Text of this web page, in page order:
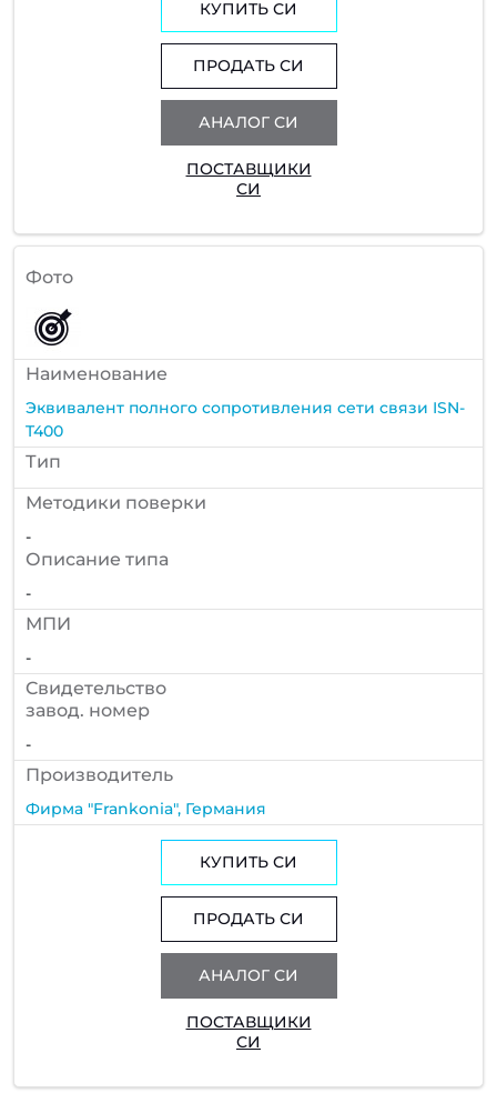
КУПИТЬ СИ
ПРОДАТЬ СИ
АНАЛОГ СИ
ПОСТАВЩИКИ
СИ
Фото
Наименование
Эквивалент полного сопротивления сети связи ISN-
T400
Тип
Методики поверки
-
Описание типа
-
МПИ
-
Cвидетельство
завод. номер
-
Производитель
Фирма "Frankonia", Германия
КУПИТЬ СИ
ПРОДАТЬ СИ
АНАЛОГ СИ
ПОСТАВЩИКИ
СИ